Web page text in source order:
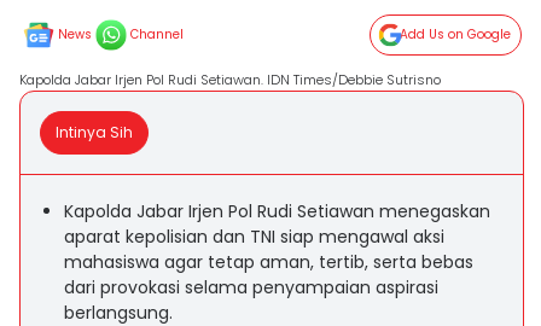
News Channel Add Us on Google
Kapolda Jabar Irjen Pol Rudi Setiawan. IDN Times/Debbie Sutrisno
Intinya Sih
Kapolda Jabar Irjen Pol Rudi Setiawan menegaskan
aparat kepolisian dan TNI siap mengawal aksi
mahasiswa agar tetap aman, tertib, serta bebas
dari provokasi selama penyampaian aspirasi
berlangsung.